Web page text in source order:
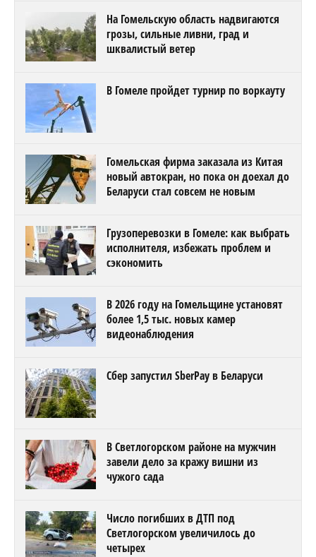
На Гомельскую область надвигаются
грозы, сильные ливни, град и
шквалистый ветер
В Гомеле пройдет турнир по воркауту
Гомельская фирма заказала из Китая
новый автокран, но пока он доехал до
Беларуси стал совсем не новым
Грузоперевозки в Гомеле: как выбрать
исполнителя, избежать проблем и
сэкономить
В 2026 году на Гомельщине установят
более 1,5 тыс. новых камер
видеонаблюдения
Сбер запустил SberPay в Беларуси
В Светлогорском районе на мужчин
завели дело за кражу вишни из
чужого сада
Число погибших в ДТП под
Светлогорском увеличилось до
четырех